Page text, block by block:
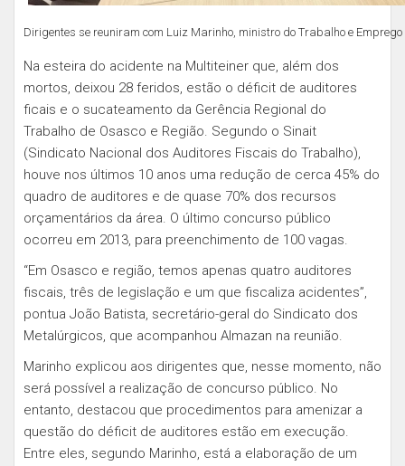
Dirigentes se reuniram com Luiz Marinho, ministro do Trabalho e Emprego
Na esteira do acidente na Multiteiner que, além dos
mortos, deixou 28 feridos, estão o déficit de auditores
ficais e o sucateamento da Gerência Regional do
Trabalho de Osasco e Região. Segundo o Sinait
(Sindicato Nacional dos Auditores Fiscais do Trabalho),
houve nos últimos 10 anos uma redução de cerca 45% do
quadro de auditores e de quase 70% dos recursos
orçamentários da área. O último concurso público
ocorreu em 2013, para preenchimento de 100 vagas.
“Em Osasco e região, temos apenas quatro auditores
fiscais, três de legislação e um que fiscaliza acidentes”,
pontua João Batista, secretário-geral do Sindicato dos
Metalúrgicos, que acompanhou Almazan na reunião.
Marinho explicou aos dirigentes que, nesse momento, não
será possível a realização de concurso público. No
entanto, destacou que procedimentos para amenizar a
questão do déficit de auditores estão em execução.
Entre eles, segundo Marinho, está a elaboração de um